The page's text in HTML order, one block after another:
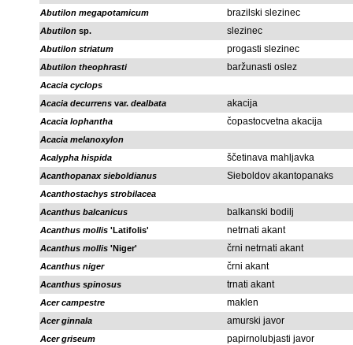
Abutilon megapotamicum
brazilski slezinec
Abutilon sp. slezinec
Abutilon striatum progasti slezinec
Abutilon theophrasti baržunasti oslez
Acacia cyclops
Acacia decurrens var. dealbata akacija
Acacia lophantha čopastocvetna akacija
Acacia melanoxylon
Acalypha hispida
ščetinava mahljavka
Acanthopanax sieboldianus Sieboldov akantopanaks
Acanthostachys strobilacea
Acanthus balcanicus
balkanski bodilj
Acanthus mollis 'Latifolis' netrnati akant
Acanthus mollis 'Niger' črni netrnati akant
Acanthus niger črni akant
Acanthus spinosus trnati akant
Acer campestre maklen
Acer ginnala amurski javor
Acer griseum papirnolubjasti javor